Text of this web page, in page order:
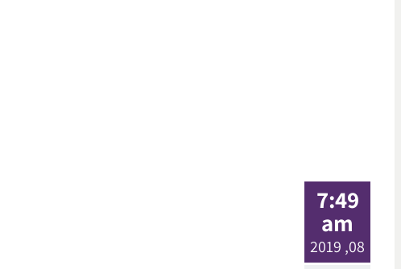
7:49
am
08, 2019